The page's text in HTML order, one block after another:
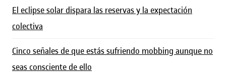
El eclipse solar dispara las reservas y la expectación
colectiva
Cinco señales de que estás sufriendo mobbing aunque no
seas consciente de ello